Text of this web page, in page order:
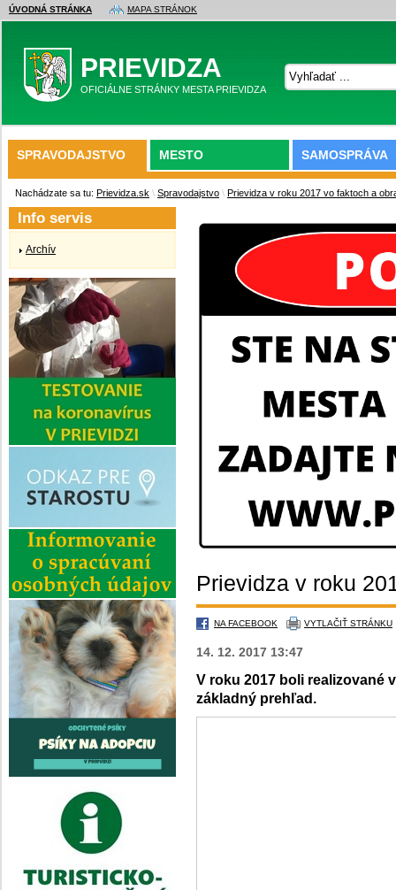
ÚVODNÁ STRÁNKA MAPA STRÁNOK
PRIEVIDZA
OFICIÁLNE STRÁNKY MESTA PRIEVIDZA
SPRAVODAJSTVO MESTO SAMOSPRÁVA
Nachádzate sa tu: Prievidza.sk \ Spravodajstvo \ Prievidza v roku 2017 vo faktoch a
Prievidza v roku
NA FACEBOOK VYTLAČIŤ STRÁNKU
14. 12. 2017 13:47
V roku 2017 boli realizované
základný prehľad.
Info servis
Archív